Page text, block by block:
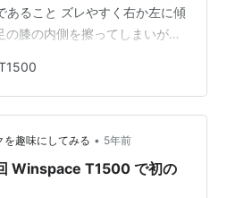
あること ズレやすく右か左に傾
膝の内側を擦ってしまいがち
ブを付ける機会が徐々に減っ
用を考えたときにはチャック
おり、開閉に問題が発生して
新規購入のトップチュー
T15…
趣味にしてみる • 5年前
Winspace T1500 で初の